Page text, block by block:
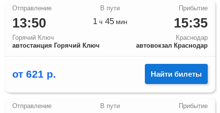
13:50
Горячий Ключ
автостанция Горячий Ключ
15:35
Краснодар
автовокзал Краснодар
1 ч 45 мин
от 621 р. Найти билеты